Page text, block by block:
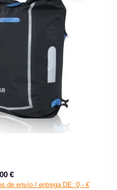
Precio de venta:
€
de envío / entrega DE: 0,- €